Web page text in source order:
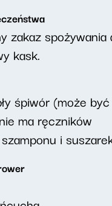
zakaz spożywania
kask.
śpiwór (może być
ma ręczników
i